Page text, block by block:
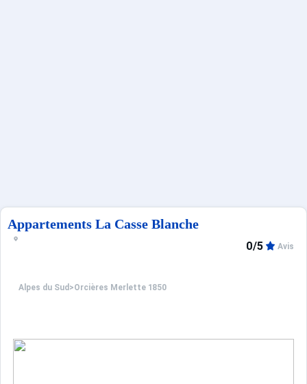
Appartements La Casse Blanche
Alpes du Sud >Orcières Merlette 1850
0/5 Avis